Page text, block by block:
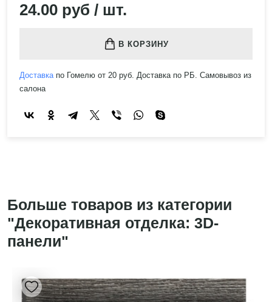
24.00 руб / шт.
В КОРЗИНУ
Доставкапо Гомелю от 20 руб. Доставка по РБ. Самовывоз из
салона
Больше товаров из категории
"Декоративная отделка: 3D-
панели"